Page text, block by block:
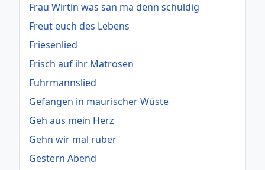
Frau Wirtin was san ma denn schuldig
Freut euch des Lebens
Friesenlied
Frisch auf ihr Matrosen
Fuhrmannslied
Gefangen in maurischer Wüste
Geh aus mein Herz
Gehn wir mal rüber
Gestern Abend